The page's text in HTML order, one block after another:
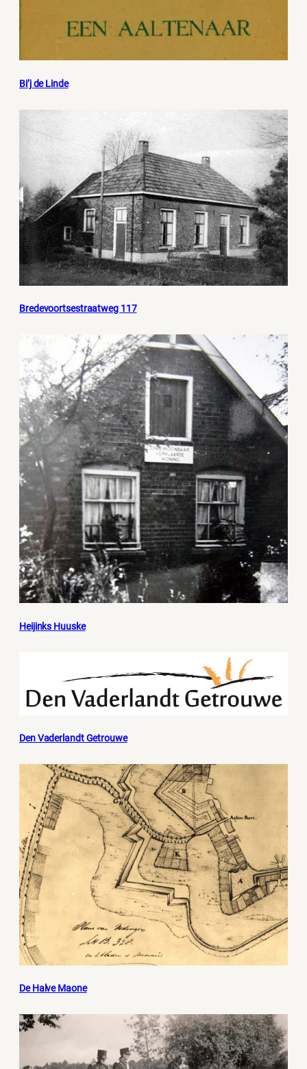
Bi’j de Linde
Bredevoortsestraatweg 117
Heijinks Huuske
Den Vaderlandt Getrouwe
De Halve Maone